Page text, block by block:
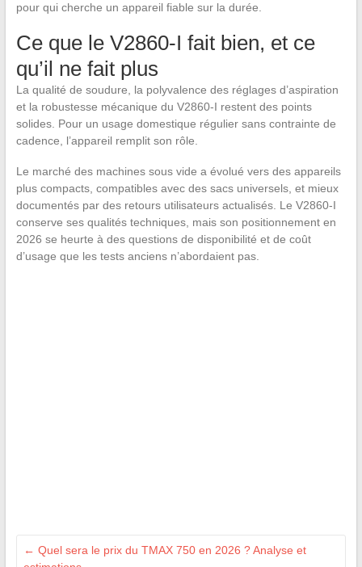
pour qui cherche un appareil fiable sur la durée.
Ce que le V2860-I fait bien, et ce
qu’il ne fait plus
La qualité de soudure, la polyvalence des réglages d’aspiration
et la robustesse mécanique du V2860-I restent des points
solides. Pour un usage domestique régulier sans contrainte de
cadence, l’appareil remplit son rôle.
Le marché des machines sous vide a évolué vers des appareils
plus compacts, compatibles avec des sacs universels, et mieux
documentés par des retours utilisateurs actualisés. Le V2860-I
conserve ses qualités techniques, mais son positionnement en
2026 se heurte à des questions de disponibilité et de coût
d’usage que les tests anciens n’abordaient pas.
← Quel sera le prix du TMAX 750 en 2026 ? Analyse et